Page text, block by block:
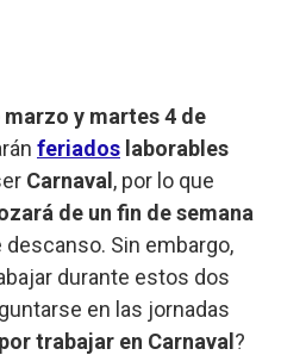
marzo y martes 4 de
feriados laborables
Carnaval , por lo que
de un fin de semana
Sin embargo,
durante estos dos
en las jornadas
trabajar en Carnaval ?